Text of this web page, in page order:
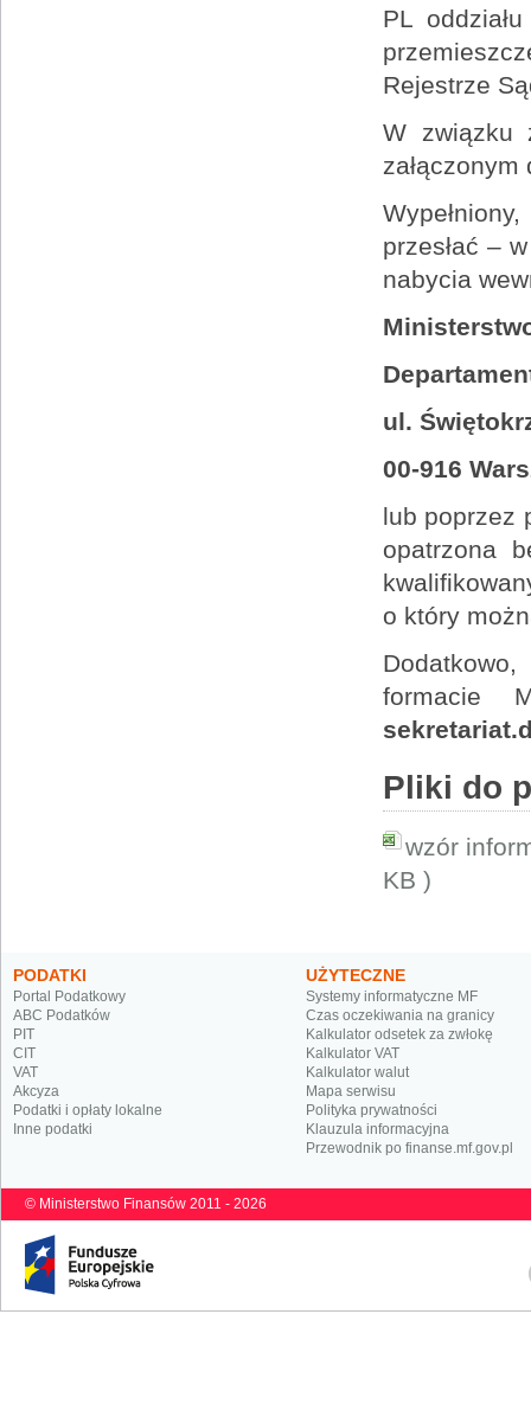
PL
Rejestrze
W związku
załączonym
przesłać –
nabycia
ul.
00-916
lub poprzez
opatrzona
o który
formacie
Pliki do
wzór
KB )
PODATKI
Portal Podatkowy
ABC Podatków
PIT
CIT
VAT
Akcyza
Podatki i opłaty lokalne
Inne podatki
UŻYTECZNE
Systemy informatyczne MF
Czas oczekiwania na granicy
Kalkulator odsetek za zwłokę
Kalkulator VAT
Kalkulator walut
Mapa serwisu
Polityka prywatności
Klauzula informacyjna
Przewodnik po finanse.mf.gov.pl
© Ministerstwo Finansów 2011 - 2026